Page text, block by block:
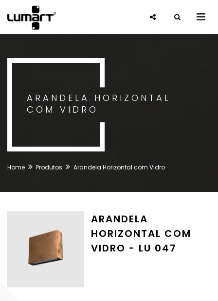
ARANDELA HORIZONTAL
COM VIDRO
Home Produtos Arandela Horizontal com Vidro
ARANDELA
HORIZONTAL COM
VIDRO - LU 047